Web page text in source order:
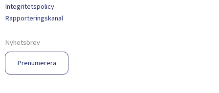
Integritetspolicy
Rapporteringskanal
Nyhetsbrev
Prenumerera